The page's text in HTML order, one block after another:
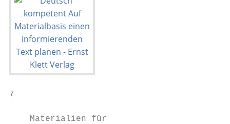
7
    Materialien für